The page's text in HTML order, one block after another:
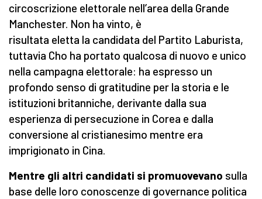
circoscrizione elettorale nell’area della Grande
Manchester. Non ha vinto, è
risultata eletta la candidata del Partito Laburista,
tuttavia Cho ha portato qualcosa di nuovo e unico
nella campagna elettorale: ha espresso un
profondo senso di gratitudine per la storia e le
istituzioni britanniche, derivante dalla sua
esperienza di persecuzione in Corea e dalla
conversione al cristianesimo mentre era
imprigionato in Cina.
Mentre gli altri candidati si promuovevano sulla
base delle loro conoscenze di governance politica